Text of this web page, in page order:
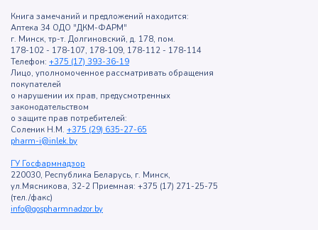
Книга замечаний и предложений находится:
Аптека 34 ОДО "ДКМ-ФАРМ"
г. Минск, тр-т. Долгиновский, д. 178, пом.
178-102 - 178-107, 178-109, 178-112 - 178-114
Телефон: +375 (17) 393-36-19
Лицо, уполномоченное рассматривать обращения
покупателей
о нарушении их прав, предусмотренных
законодательством
о защите прав потребителей:
Соленик Н.М. +375 (29) 635-27-65
pharm-i@inlek.by
ГУ Госфармнадзор
220030, Республика Беларусь, г. Минск,
ул.Мясникова, 32-2 Приемная: +375 (17) 271-25-75
(тел./факс)
info@gospharmnadzor.by